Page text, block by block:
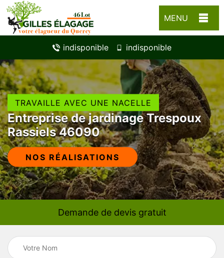
MENU
indisponible indisponible
TRAVAILLE AVEC UNE NACELLE
Entreprise de jardinage Trespoux
Rassiels 46090
NOS RÉALISATIONS
Demande de devis gratuit